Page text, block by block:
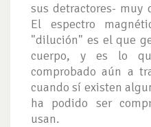
sus detractores- muy
El espectro
"dilución" es el que
cuerpo, y es lo
comprobado aún a
cuando sí existen
ha podido ser
usan.